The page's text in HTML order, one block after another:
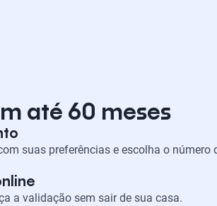
até 60 meses
suas preferências e escolha o número
a validação sem sair de sua casa.